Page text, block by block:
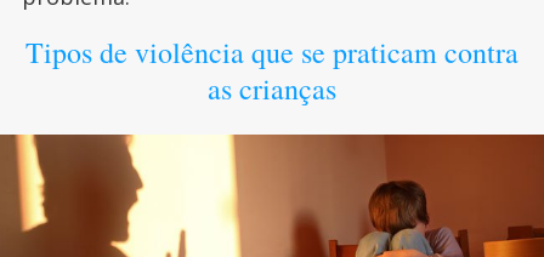
Tipos de violência que se praticam contra
as crianças